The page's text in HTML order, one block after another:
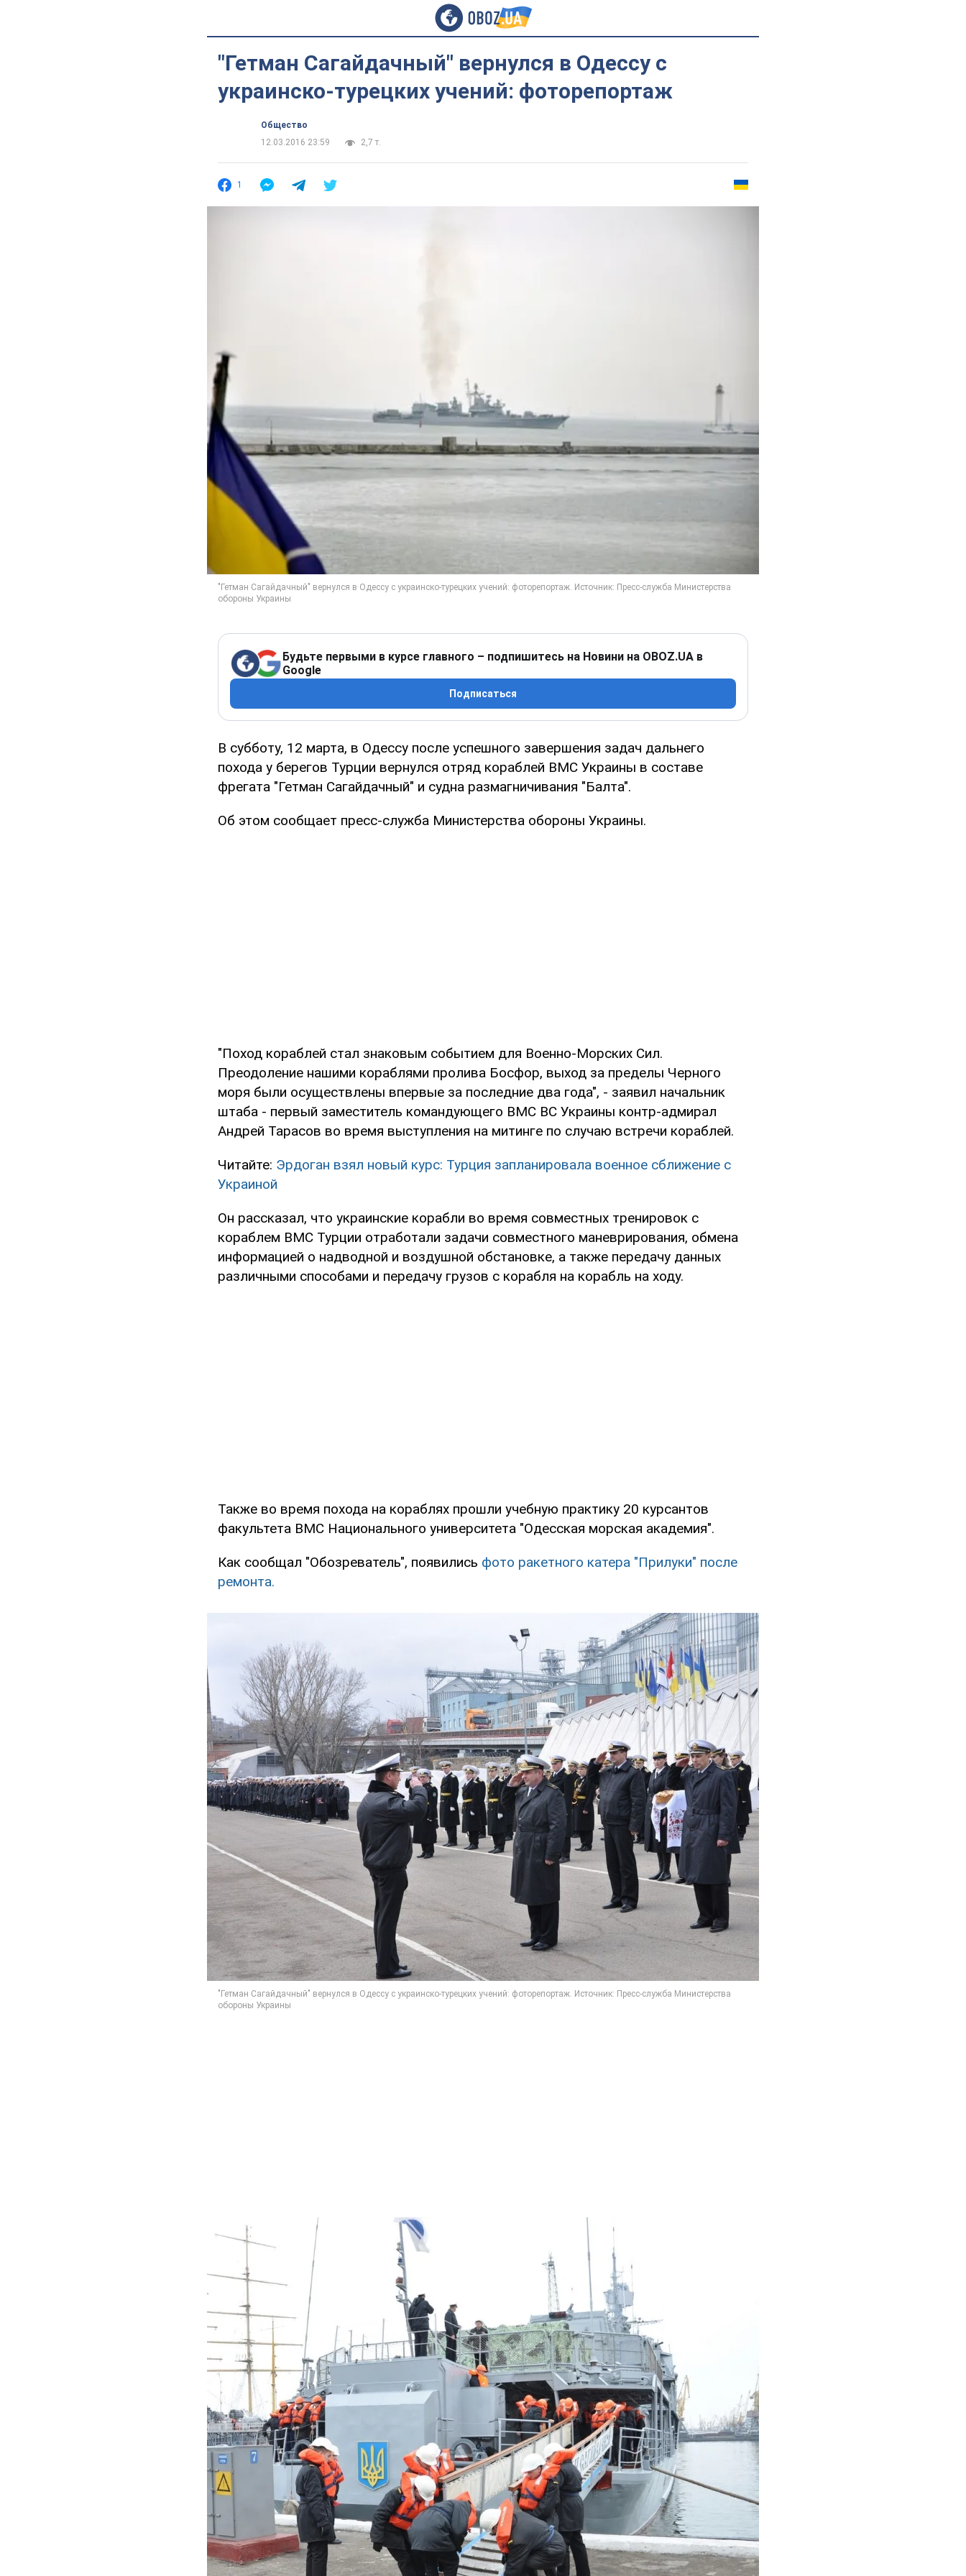
"Гетман Сагайдачный" вернулся в Одессу с
украинско-турецких учений: фоторепортаж
Общество
12.03.2016 23:59
2,7 т.
1
Будьте первыми в курсе главного – подпишитесь на Новини на OBOZ.UA в
Google
Подписаться
В субботу, 12 марта, в Одессу после успешного завершения задач дальнего
похода у берегов Турции вернулся отряд кораблей ВМС Украины в составе
фрегата "Гетман Сагайдачный" и судна размагничивания "Балта".
Об этом сообщает пресс-служба Министерства обороны Украины.
"Поход кораблей стал знаковым событием для Военно-Морских Сил.
Преодоление нашими кораблями пролива Босфор, выход за пределы Черного
моря были осуществлены впервые за последние два года", - заявил начальник
штаба - первый заместитель командующего ВМС ВС Украины контр-адмирал
Андрей Тарасов во время выступления на митинге по случаю встречи кораблей.
Читайте: Эрдоган взял новый курс: Турция запланировала военное сближение с
Украиной
Он рассказал, что украинские корабли во время совместных тренировок с
кораблем ВМС Турции отработали задачи совместного маневрирования, обмена
информацией о надводной и воздушной обстановке, а также передачу данных
различными способами и передачу грузов с корабля на корабль на ходу.
Также во время похода на кораблях прошли учебную практику 20 курсантов
факультета ВМС Национального университета "Одесская морская академия".
Как сообщал "Обозреватель", появились фото ракетного катера "Прилуки" после
ремонта.